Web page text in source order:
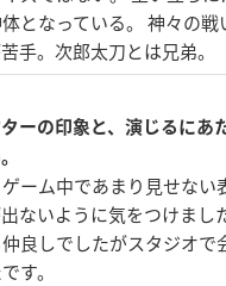
となっている。 神々の戦
手。次郎太刀とは兄弟。
ーの印象と、演じるにあ
ーム中であまり見せない
ないように気をつけまし
良しでしたがスタジオで
す。